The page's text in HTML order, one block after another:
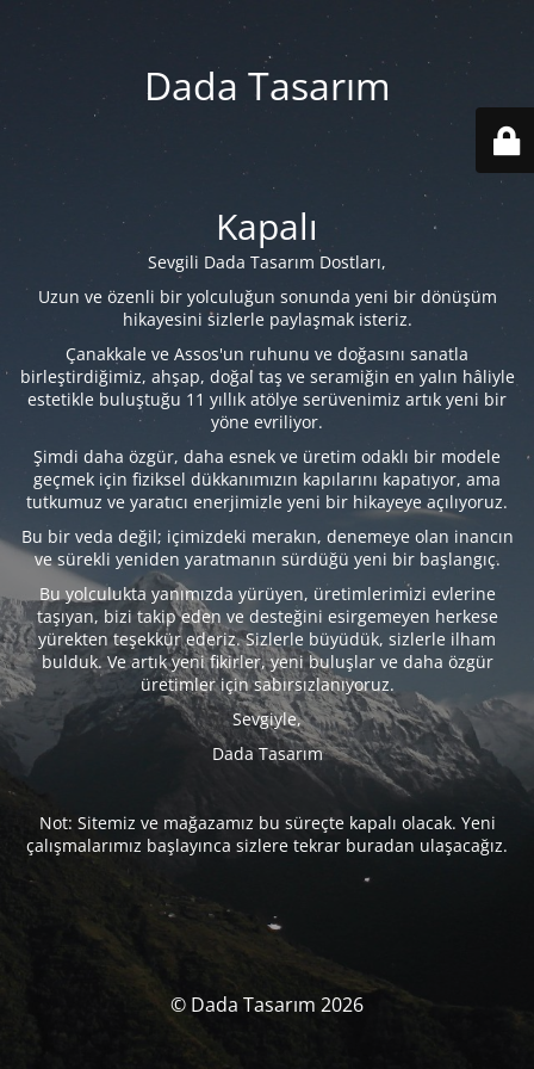
Dada Tasarım
Kapalı
Sevgili Dada Tasarım Dostları,
Uzun ve özenli bir yolculuğun sonunda yeni bir dönüşüm
hikayesini sizlerle paylaşmak isteriz.
Çanakkale ve Assos'un ruhunu ve doğasını sanatla
birleştirdiğimiz, ahşap, doğal taş ve seramiğin en yalın hâliyle
estetikle buluştuğu 11 yıllık atölye serüvenimiz artık yeni bir
yöne evriliyor.
Şimdi daha özgür, daha esnek ve üretim odaklı bir modele
geçmek için fiziksel dükkanımızın kapılarını kapatıyor, ama
tutkumuz ve yaratıcı enerjimizle yeni bir hikayeye açılıyoruz.
Bu bir veda değil; içimizdeki merakın, denemeye olan inancın
ve sürekli yeniden yaratmanın sürdüğü yeni bir başlangıç.
Bu yolculukta yanımızda yürüyen, üretimlerimizi evlerine
taşıyan, bizi takip eden ve desteğini esirgemeyen herkese
yürekten teşekkür ederiz. Sizlerle büyüdük, sizlerle ilham
bulduk. Ve artık yeni fikirler, yeni buluşlar ve daha özgür
üretimler için sabırsızlanıyoruz.
Sevgiyle,
Dada Tasarım
Not: Sitemiz ve mağazamız bu süreçte kapalı olacak. Yeni
çalışmalarımız başlayınca sizlere tekrar buradan ulaşacağız.
© Dada Tasarım 2026